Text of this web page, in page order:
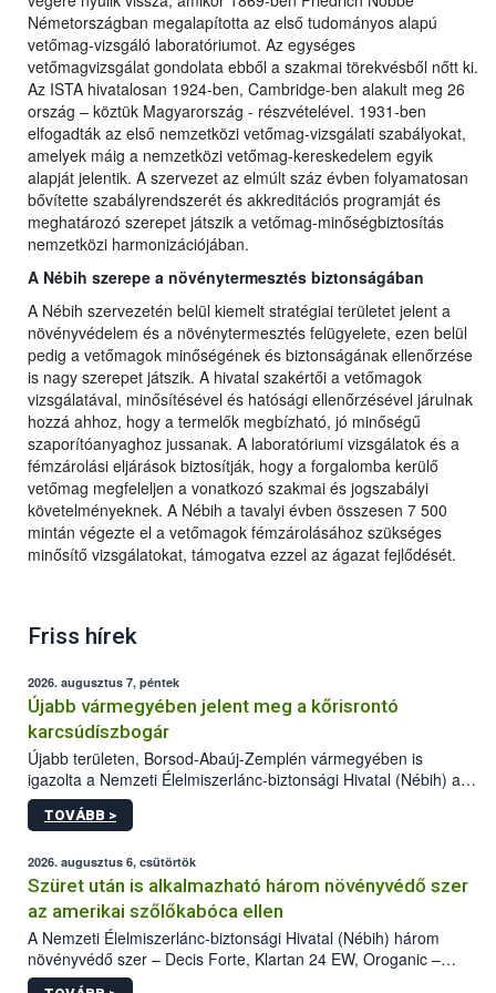
Németországban megalapította az első tudományos alapú
vetőmag-vizsgáló laboratóriumot. Az egységes
vetőmagvizsgálat gondolata ebből a szakmai törekvésből nőtt ki.
Az ISTA hivatalosan 1924-ben, Cambridge-ben alakult meg 26
ország – köztük Magyarország - részvételével. 1931-ben
elfogadták az első nemzetközi vetőmag-vizsgálati szabályokat,
amelyek máig a nemzetközi vetőmag-kereskedelem egyik
alapját jelentik. A szervezet az elmúlt száz évben folyamatosan
bővítette szabályrendszerét és akkreditációs programját és
meghatározó szerepet játszik a vetőmag-minőségbiztosítás
nemzetközi harmonizációjában.
A Nébih szerepe a növénytermesztés biztonságában
A Nébih szervezetén belül kiemelt stratégiai területet jelent a
növényvédelem és a növénytermesztés felügyelete, ezen belül
pedig a vetőmagok minőségének és biztonságának ellenőrzése
is nagy szerepet játszik. A hivatal szakértői a vetőmagok
vizsgálatával, minősítésével és hatósági ellenőrzésével járulnak
hozzá ahhoz, hogy a termelők megbízható, jó minőségű
szaporítóanyaghoz jussanak. A laboratóriumi vizsgálatok és a
fémzárolási eljárások biztosítják, hogy a forgalomba kerülő
vetőmag megfeleljen a vonatkozó szakmai és jogszabályi
követelményeknek. A Nébih a tavalyi évben összesen 7 500
mintán végezte el a vetőmagok fémzárolásához szükséges
minősítő vizsgálatokat, támogatva ezzel az ágazat fejlődését.
Friss hírek
2026. augusztus 7, péntek
Újabb vármegyében jelent meg a kőrisrontó
karcsúdíszbogár
Újabb területen, Borsod-Abaúj-Zemplén vármegyében is
igazolta a Nemzeti Élelmiszerlánc-biztonsági Hivatal (Nébih) a
kőrisrontó karcsúdíszbogár (Agrilus planipennis) jelenlétét. A
kártevőt nem csak színcsapdában találták meg, de már fertőzött
az intenzív felderítést, emellett az intézkedéseket a szlovák
hatósággal is összehangolják a terjedés megállítása érdekében.
TOVÁBB >
2026. augusztus 6, csütörtök
Szüret után is alkalmazható három növényvédő szer
az amerikai szőlőkabóca ellen
A Nemzeti Élelmiszerlánc-biztonsági Hivatal (Nébih) három
növényvédő szer – Decis Forte, Klartan 24 EW, Oroganic –
engedélyokiratát módosította, így azok a szüretet követően,